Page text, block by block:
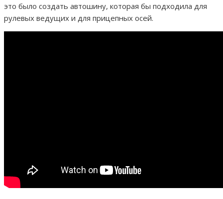
это было создать автошину, которая бы подходила для
рулевых ведущих и для прицепных осей.